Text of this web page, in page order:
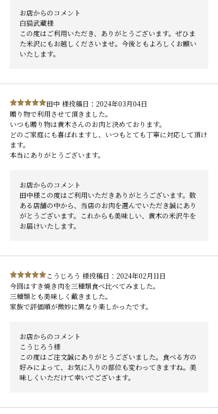
お店からのコメント
白猫武蔵様
この度はご利用いただき、ありがとうございます。ぜひま
た米沢にもお越しくださいませ。今後ともよろしくお願い
いたします。
田中 様投稿日：2024年03月04日
贈り物で利用させて頂きました。
いつも贈り物は黄木さんのお肉と決めております。
どのご家庭にも喜ばれますし、いつもとても丁寧に対応して頂け
ます。
本当にありがとうございます。
お店からのコメント
田中様この度はご利用いただきありがとうございます。数
ある店舗の中から、当店のお肉を選んでいただき誠にあり
がとうございます。これからも美味しい、黄木の米沢牛を
お届けいたします。
こうじろう 様投稿日：2024年02月11日
今回はすき焼き肉を三種類食べ比べてみました。
三種類とも美味しく戴きました。
家族で評価順が微妙に異なり楽しかったです。
お店からのコメント
こうじろう様
この度はご注文誠にありがとうございました。食べる方の
好みによって、お気に入りの部位も変わってきますね。美
味しくいただけて幸いでございます。